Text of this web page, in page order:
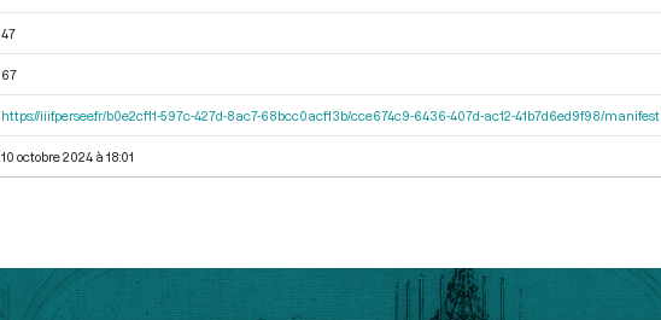
47
67
https://iiif.persee.fr/b0e2cf11-597c-427d-8ac7-68bcc0acf13b/cce674c9-6436-407d-ac12-41b7d6ed9f98/manifest
10 octobre 2024 à 18:01